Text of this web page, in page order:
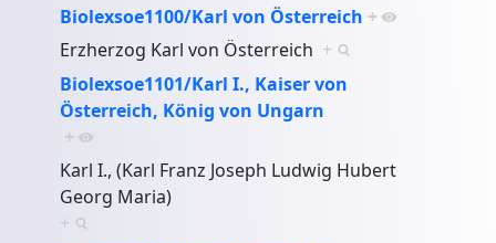
Biolexsoe1100/Karl von Österreich +
Erzherzog Karl von Österreich +
Biolexsoe1101/Karl I., Kaiser von
Österreich, König von Ungarn
+
Karl I., (Karl Franz Joseph Ludwig Hubert
Georg Maria)
+